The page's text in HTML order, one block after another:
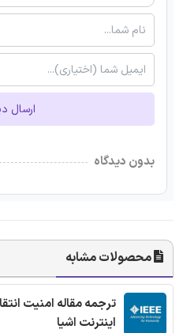
ارسال
بدون دیدگاه
محصولات مشابه
اینترنت اشیا